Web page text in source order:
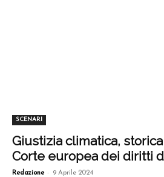
SCENARI
Giustizia climatica,
Corte europea dei diritti
Redazione - 9 Aprile 2024